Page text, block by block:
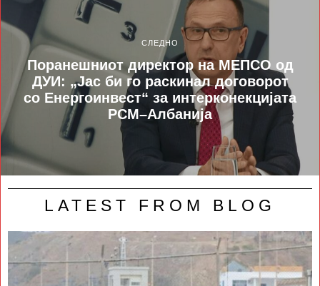
СЛЕДНО
Поранешниот директор на МЕПСО од
ДУИ: „Јас би го раскинал договорот
со Енергоинвест“ за интерконекцијата
РСМ–Албанија
LATEST FROM BLOG